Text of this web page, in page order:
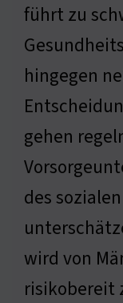
führt zu
hingegen
gehen
des
wird von
risikobereit